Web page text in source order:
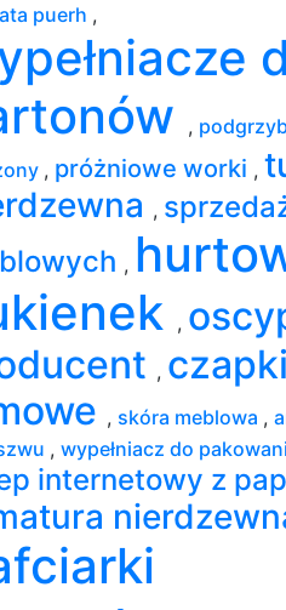
puerh ,
,
, próżniowe worki ,
,
,
,
, czapki
, skóra meblowa ,
, wypełniacz do
internetowy z